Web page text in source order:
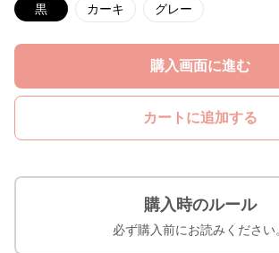
黒 カーキ グレー
購入画面に進む
カートに追加する
購入時のルール
必ず購入前にお読みください